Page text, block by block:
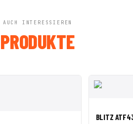
INTERESSIEREN
PRODUKTE
BLITZ
SALE ◇